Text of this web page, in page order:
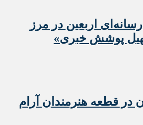
رسانه‌ای اربعین در مرز
پوشش خبری»
در قطعه هنرمندان آرام